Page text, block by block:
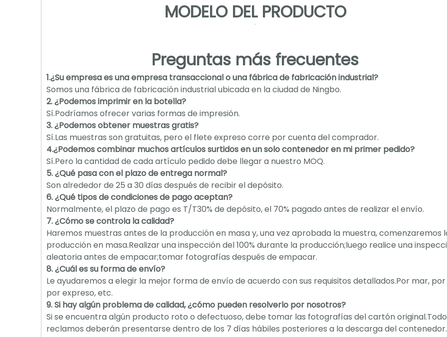
MODELO DEL PRODUCTO
Preguntas más frecuentes
1.¿Su empresa es una empresa transaccional o una fábrica de fabricación industrial?
Somos una fábrica de fabricación industrial ubicada en la ciudad de Ningbo.
2. ¿Podemos imprimir en la botella?
Sí.Podríamos ofrecer varias formas de impresión.
3. ¿Podemos obtener muestras gratis?
Sí.Las muestras son gratuitas, pero el flete expreso corre por cuenta del comprador.
4.¿Podemos combinar muchos artículos surtidos en un solo contenedor en mi primer pedido?
Sí.Pero la cantidad de cada artículo pedido debe llegar a nuestro MOQ.
5. ¿Qué pasa con el plazo de entrega normal?
Son alrededor de 25 a 30 días después de recibir el depósito.
6. ¿Qué tipos de condiciones de pago aceptan?
Normalmente, el plazo de pago es T/T30% de depósito, el 70% pagado antes de realizar el envío.
7. ¿Cómo se controla la calidad?
Haremos muestras antes de la producción en masa y, una vez aprobada la muestra, comenzaremos
producción en masa.Realizar una inspección del 100% durante la producción;luego realice una
aleatoria antes de empacar;tomar fotografías después de empacar.
8. ¿Cuál es su forma de envío?
Le ayudaremos a elegir la mejor forma de envío de acuerdo con sus requisitos detallados.Por mar, por
por expreso, etc.
9. Si hay algún problema de calidad, ¿cómo pueden resolverlo por nosotros?
Si se encuentra algún producto roto o defectuoso, debe tomar las fotografías del cartón
reclamos deberán presentarse dentro de los 7 días hábiles posteriores a la descarga del